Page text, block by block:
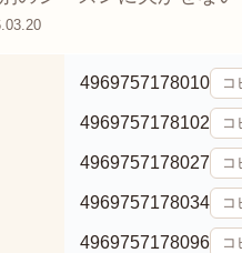
4969757178010 コ
4969757178102 コ
4969757178027 コ
4969757178034 コ
4969757178096 コ